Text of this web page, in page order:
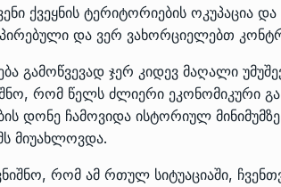
ქვეყნის ტერიტორიების ოკუპაცია
და ვერ ვახორციელებთ
გამოწვევად ჯერ კიდევ მაღალი
რომ წელს ძლიერი ეკონომიკური
დონე ჩამოვიდა ისტორიულ
მიუახლოვდა.
რომ ამ რთულ სიტუაციაში,